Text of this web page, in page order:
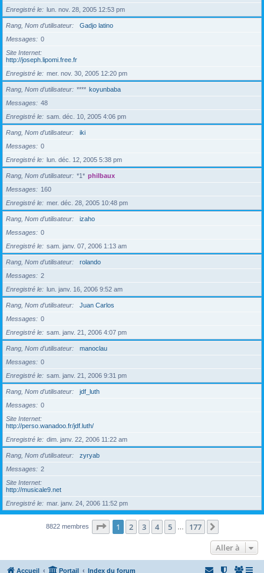
Enregistré le
lun. nov. 28, 2005 12:53 pm
Rang, Nom d’utilisateur
Gadjo latino
Messages
0
Site Internet
http://joseph.lipomi.free.fr
Enregistré le
mer. nov. 30, 2005 12:20 pm
Rang, Nom d’utilisateur **** koyunbaba
Messages
48
Enregistré le
sam. déc. 10, 2005 4:06 pm
Rang, Nom d’utilisateur
iki
Messages
0
Enregistré le
lun. déc. 12, 2005 5:38 pm
Rang, Nom d’utilisateur *1* philbaux
Messages
160
Enregistré le
mer. déc. 28, 2005 10:48 pm
Rang, Nom d’utilisateur
izaho
Messages
0
Enregistré le
sam. janv. 07, 2006 1:13 am
Rang, Nom d’utilisateur
rolando
Messages
2
Enregistré le
lun. janv. 16, 2006 9:52 am
Rang, Nom d’utilisateur
Juan Carlos
Messages
0
Enregistré le
sam. janv. 21, 2006 4:07 pm
Rang, Nom d’utilisateur
manoclau
Messages
0
Enregistré le
sam. janv. 21, 2006 9:31 pm
Rang, Nom d’utilisateur
jdf_luth
Messages
0
Site Internet
http://perso.wanadoo.fr/jdf.luth/
Enregistré le
dim. janv. 22, 2006 11:22 am
Rang, Nom d’utilisateur
zyryab
Messages
2
Site Internet
http://musicale9.net
Enregistré le
mar. janv. 24, 2006 11:52 pm
8822 membres Page 1sur177
1 2 3 4 5 177
Aller à
Accueil Portail Index du forum